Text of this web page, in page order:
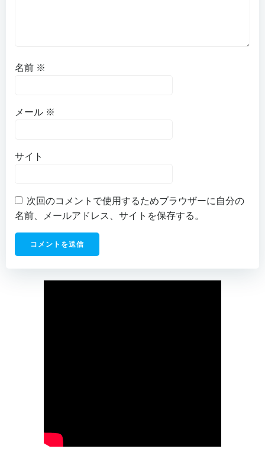
名前 ※
メール ※
サイト
次回のコメントで使用するためブラウザーに自分の
名前、メールアドレス、サイトを保存する。